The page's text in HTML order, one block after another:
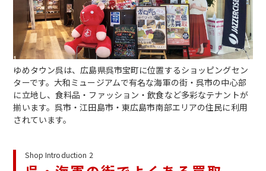
ゆめタウン呉は、広島県呉市宝町に位置するショッピングセン
ターです。大和ミュージアムで有名な海軍の街・呉市の中心部
に立地し、食料品・ファッション・飲食など多彩なテナントが
揃います。呉市・江田島市・東広島市南部エリアの住民に利用
されています。
Shop Introduction 2